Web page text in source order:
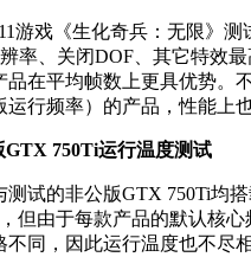
游戏《生化奇兵：无限》测
辨率、关闭DOF、其它特效
品在平均帧数上更具优势。
运行频率）的产品，性能上
GTX 750Ti运行温度测试
测试的非公版GTX 750Ti均
但由于每款产品的默认核
不同，因此运行温度也不尽